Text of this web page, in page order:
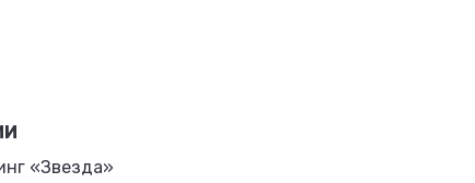
«Звезда»